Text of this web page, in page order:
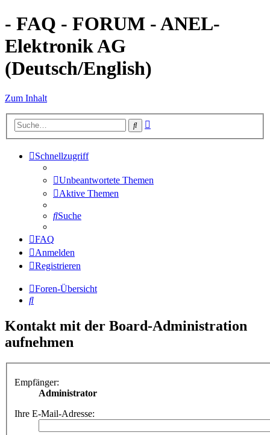
- FAQ - FORUM - ANEL-
Elektronik AG
(Deutsch/English)
Zum Inhalt
Suche
Schnellzugriff
Unbeantwortete Themen
Aktive Themen
Suche
FAQ
Anmelden
Registrieren
Foren-Übersicht
Suche
Kontakt mit der Board-Administration
aufnehmen
Empfänger:
Administrator
Ihre E-Mail-Adresse: